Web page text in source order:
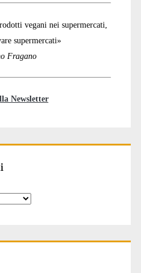
vegani nei supermercati,
supermercati»
Fragano
Newsletter